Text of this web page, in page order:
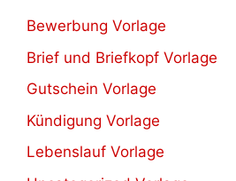
Bewerbung Vorlage
Brief und Briefkopf Vorlage
Gutschein Vorlage
Kündigung Vorlage
Lebenslauf Vorlage